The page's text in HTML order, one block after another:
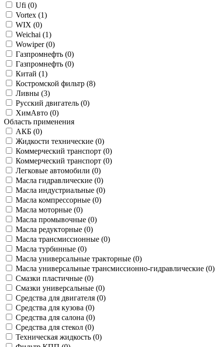
Ufi (0)
Vortex (1)
WIX (0)
Weichai (1)
Wowiper (0)
Газпромнефть (0)
Газпромнефть (0)
Китай (1)
Костромской фильтр (8)
Ливны (3)
Русский двигатель (0)
ХимАвто (0)
Область применения
АКБ (0)
Жидкости технические (0)
Коммерческий транспорт (0)
Коммерческий транспорт (0)
Легковые автомобили (0)
Масла гидравлические (0)
Масла индустриальные (0)
Масла компрессорные (0)
Масла моторные (0)
Масла промывочные (0)
Масла редукторные (0)
Масла трансмиссионные (0)
Масла турбинные (0)
Масла универсальные тракторные (0)
Масла универсальные трансмиссионно-гидравлические (0)
Смазки пластичные (0)
Смазки универсальные (0)
Средства для двигателя (0)
Средства для кузова (0)
Средства для салона (0)
Средства для стекол (0)
Техническая жидкость (0)